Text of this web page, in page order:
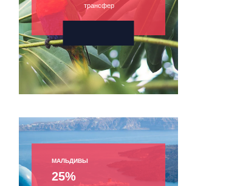
трансфер
МАЛЬДИВЫ
25%